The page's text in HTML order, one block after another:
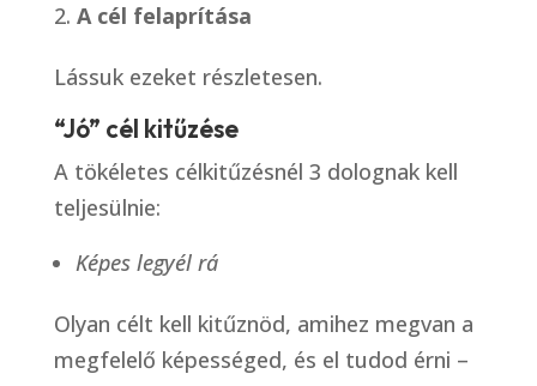
A cél felaprítása
Lássuk ezeket részletesen.
“Jó” cél kitűzése
A tökéletes célkitűzésnél 3 dolognak kell
teljesülnie:
Képes legyél rá
Olyan célt kell kitűznöd, amihez megvan a
megfelelő képességed, és el tudod érni –